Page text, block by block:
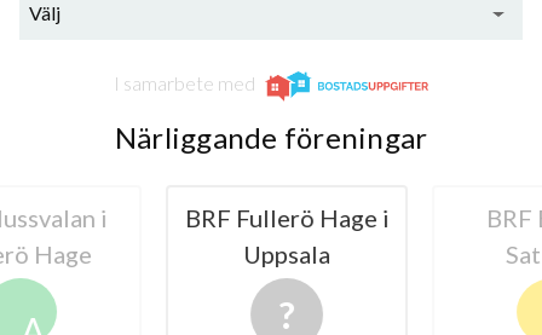
Välj
I samarbete med
Närliggande föreningar
i
Hage
BRF Fullerö Hage i
Uppsala
BRF